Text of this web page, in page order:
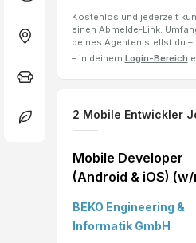
Kostenlos und jederzeit
einen Abmelde-Link.
deines Agenten stellst du
– in deinem Login-Bereich
2 Mobile Entwickler
Mobile Developer
(Android & iOS) (w/
BEKO Engineering &
Informatik GmbH